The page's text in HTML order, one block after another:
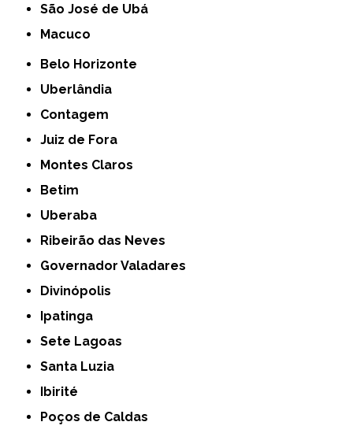
São José de Ubá
Macuco
Belo Horizonte
Uberlândia
Contagem
Juiz de Fora
Montes Claros
Betim
Uberaba
Ribeirão das Neves
Governador Valadares
Divinópolis
Ipatinga
Sete Lagoas
Santa Luzia
Ibirité
Poços de Caldas